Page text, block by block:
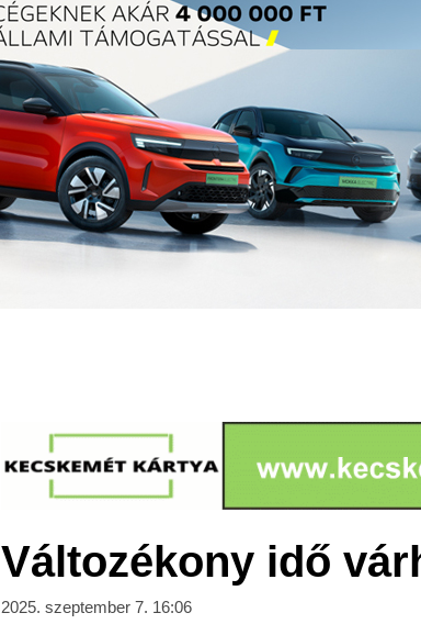
Változékony idő
2025. szeptember 7. 16:06